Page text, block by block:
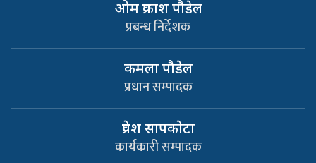
ओम प्रकाश पौडेल
प्रबन्ध निर्देशक
कमला पौडेल
प्रधान सम्पादक
प्रवेश सापकाेटा
कार्यकारी सम्पादक